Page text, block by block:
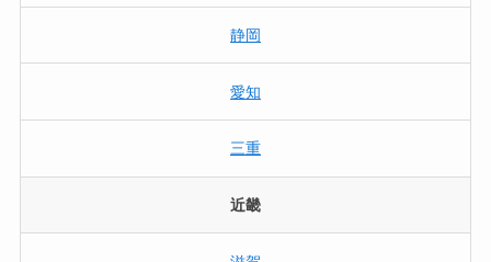
静岡
愛知
三重
近畿